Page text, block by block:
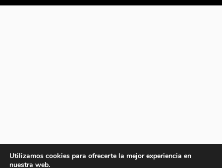
Utilizamos cookies para ofrecerte la mejor experiencia en
nuestra web.